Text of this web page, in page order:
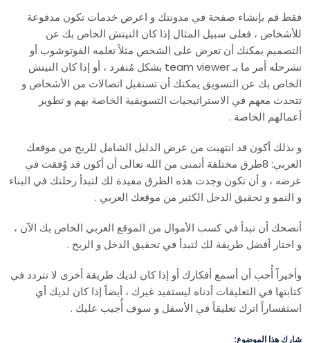
فقط قم بإنشاء صفحة في مدونتك و اعرض خدمات تكون مدفوعة
للأشخاص ، فعلى سبيل المثال إذا كان النيتش الخاص بك عن
التصميم يمكنك أن تعرض على الشخص مثلاً تعلمه الفوتوشوب أو
تشرحله أمر ما بـ team viewer بشكل مُنفرد ، أو إذا كان النيتش
الخاص بك عن التسويق يمكنك أن تستقبل اتصالات من الأشخاص و
تتحدث معهم في الاستراتيجيات التسويقية الخاصة بهم و تطوير
أعمالهم الخاصة .
و بذلك أكون قد انتهيت من عرض الدليل الشامل للربح من موقعك
العربي: 8طرق مختلفة أتمنى من الله تعالى أن أكون قد وُفقت في
عرضه ، و أن تكون وجدت هذه الطرق مفيدة لك لتبدأ رحلتك في البناء
و النمو و تحقيق الدخل الكثير من موقعك العربي .
أنصحك أن تبدأ في كسب الأموال من الموقع العربي الخاص بك الآن ،
و اختار أفضل طريقة لك لتبدأ في تحقيق الدخل و الربح .
وأخيراً أُحب أن أسمع أفكارك أو إذا كان لديك طريقة أخرى لا تتردد في
كتابتها في التعليقات أدناه ليستفيد غيرك ، أيضاً إذا كان لديك أي
استفساراً اترك تعليقاً في الأسفل و سوف أُجيب عليك .
شارك هذا الموضوع: